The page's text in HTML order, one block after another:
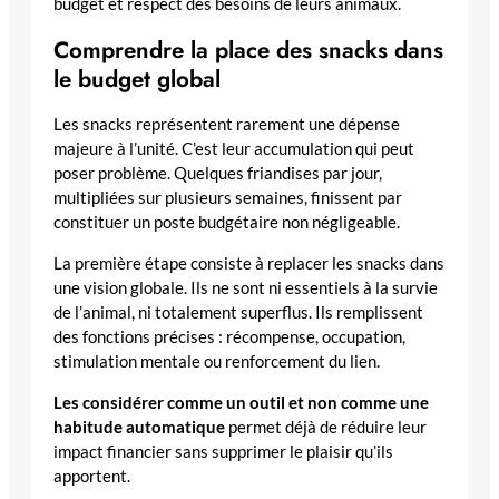
budget et respect des besoins de leurs animaux.
Comprendre la place des snacks dans
le budget global
Les snacks représentent rarement une dépense
majeure à l’unité. C’est leur accumulation qui peut
poser problème. Quelques friandises par jour,
multipliées sur plusieurs semaines, finissent par
constituer un poste budgétaire non négligeable.
La première étape consiste à replacer les snacks dans
une vision globale. Ils ne sont ni essentiels à la survie
de l’animal, ni totalement superflus. Ils remplissent
des fonctions précises : récompense, occupation,
stimulation mentale ou renforcement du lien.
Les considérer comme un outil et non comme une
habitude automatique permet déjà de réduire leur
impact financier sans supprimer le plaisir qu’ils
apportent.